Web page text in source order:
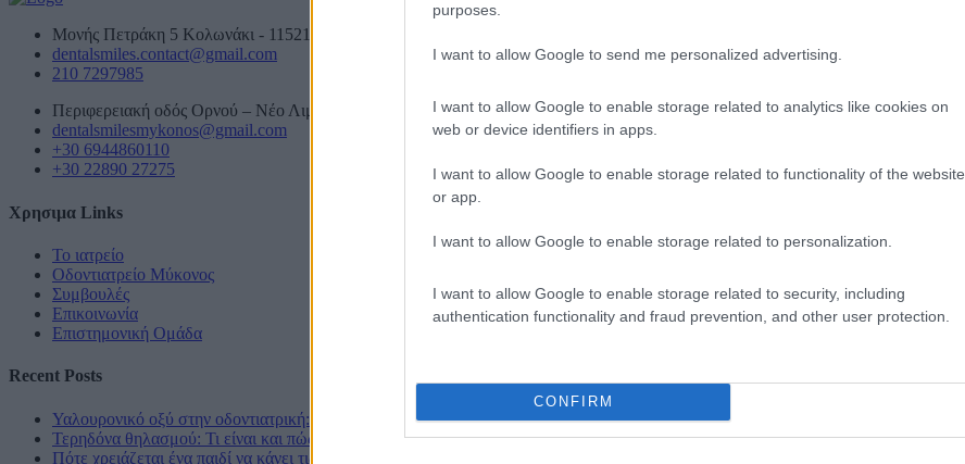
purposes.
I want to allow Google to send me personalized advertising.
I want to allow Google to enable storage related to analytics like cookies on
web or device identifiers in apps.
I want to allow Google to enable storage related to functionality of the website
or app.
I want to allow Google to enable storage related to personalization.
I want to allow Google to enable storage related to security, including
authentication functionality and fraud prevention, and other user protection.
CONFIRM
Μονής Πετράκη 5 Κολωνάκι - 11521 Ελλάδα
dentalsmiles.contact@gmail.com
210 7297985
Περιφερειακή οδός Ορνού – Νέο Λιμάνι, Αμυγδαλίδι Μυκόνου (δίπλα στο ΙΚΑ)
dentalsmilesmykonos@gmail.com
+30 6944860110
+30 22890 27275
Χρησιμα Links
Το ιατρείο
Οδοντιατρείο Μύκονος
Συμβουλές
Επικοινωνία
Επιστημονική Ομάδα
Recent Posts
Υαλουρονικό οξύ στην οδοντιατρική: εφαρμογές και οφέλη
Τερηδόνα θηλασμού: Τι είναι και πώς μπορείτε να προστατεύσετε το παιδί σας
Πότε χρειάζεται ένα παιδί να κάνει τις οδοντιατρικές του εργασίες με μέθη ή γενικήαναισθησία σε νοσοκομείο;